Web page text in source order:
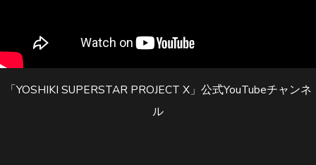
「YOSHIKI SUPERSTAR PROJECT X」公式YouTubeチャンネ
ル